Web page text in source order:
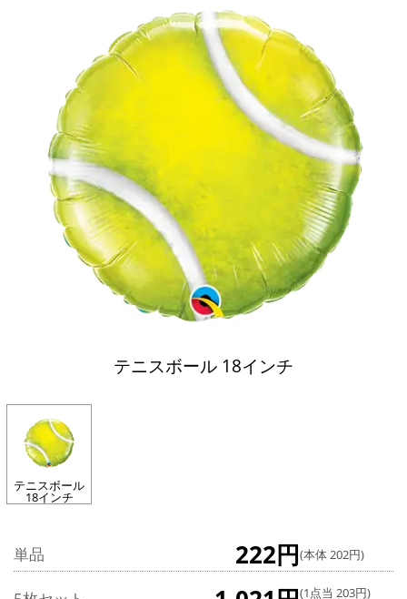
テニスボール 18インチ
テニスボール
18インチ
単品 222円(本体 202円)
(1点当 203円)